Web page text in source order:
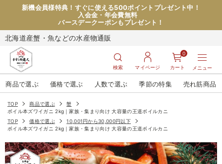
新機会員様特典！すぐに使える500ポイントプレゼント中！
入会金・年会費無料
バースデークーポンもプレゼント！
北海道産蟹・魚などの水産物通販
検索 マイページ カート
0
メニュー
商品で選ぶ 価格で選ぶ 人数で選ぶ 季節の特集 売れ筋商品
TOP 商品で選ぶ
蟹
ボイル本ズワイガニ 2kg｜家族・集まり向け 大容量の王道ボイルカニ
TOP
価格で選ぶ
10,001円から30,000円以下
ボイル本ズワイガニ 2kg｜家族・集まり向け 大容量の王道ボイルカニ